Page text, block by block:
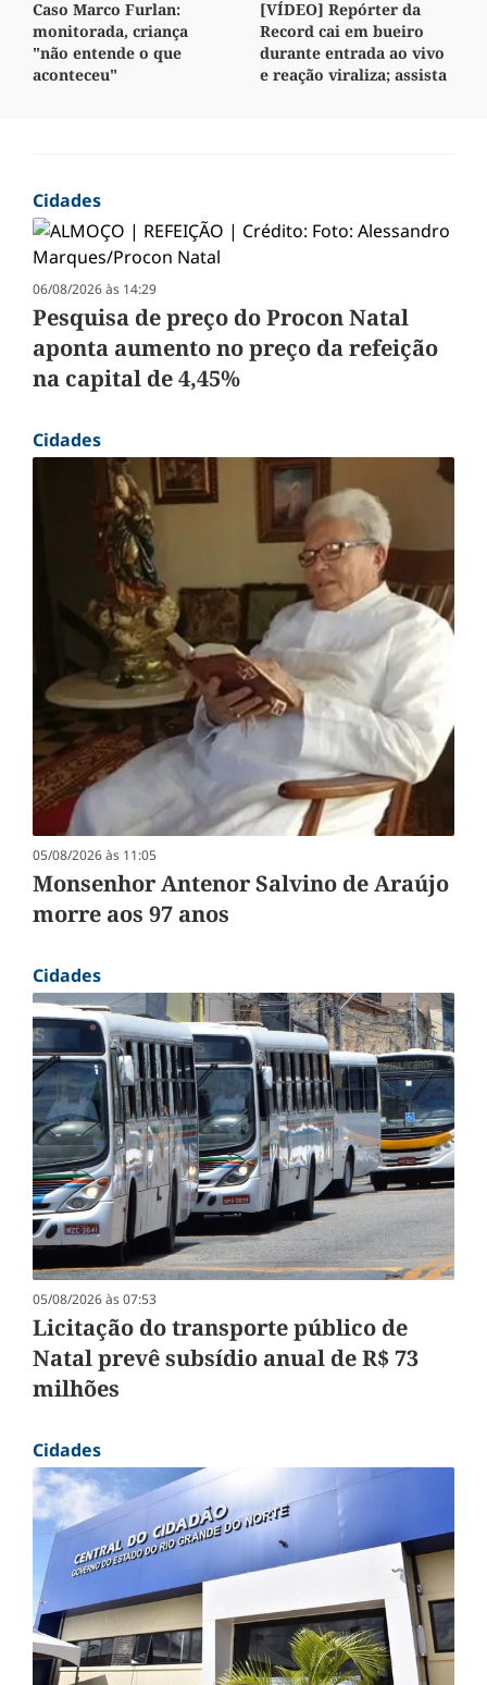
Caso Marco Furlan:
monitorada, criança
"não entende o que
aconteceu"
[VÍDEO] Repórter da
Record cai em bueiro
durante entrada ao vivo
e reação viraliza; assista
Cidades
06/08/2026 às 14:29
Pesquisa de preço do Procon Natal
aponta aumento no preço da refeição
na capital de 4,45%
Cidades
05/08/2026 às 11:05
Monsenhor Antenor Salvino de Araújo
morre aos 97 anos
Cidades
05/08/2026 às 07:53
Licitação do transporte público de
Natal prevê subsídio anual de R$ 73
milhões
Cidades